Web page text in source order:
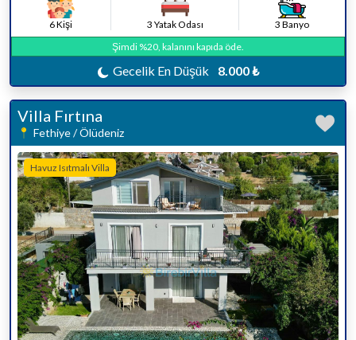
6 Kişi 3 Yatak Odası
3 Banyo
Şimdi %20, kalanını kapıda öde.
Gecelik En Düşük 8.000 ₺
Villa Fırtına
Fethiye / Ölüdeniz
Havuz Isıtmalı Villa